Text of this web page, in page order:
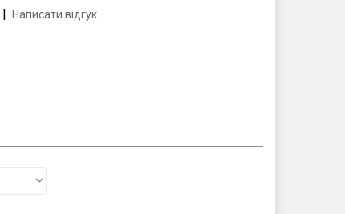
| Написати відгук